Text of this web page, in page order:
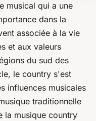
musical qui a une
dans la
associée à la vie
et aux valeurs
du sud des
le country s'est
influences musicales
traditionnelle
la musique country